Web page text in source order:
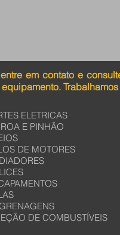
em contato e
ELETRICAS
E PINHÃO
DE MOTORES
DE COMBUSTÍVEIS